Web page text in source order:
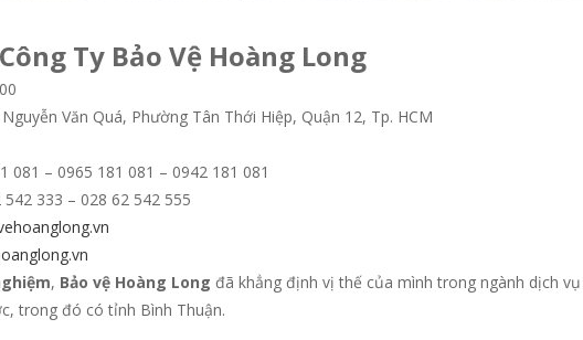
Ty Bảo Vệ Hoàng Long
Văn Quá, Phường Tân Thới Hiệp, Quận 12, Tp. HCM
081 – 0965 181 081 – 0942 181 081
542 333 – 028 62 542 555
, Bảo vệ Hoàng Long đã khẳng định vị thế của mình trong ngành dịch
trong đó có tỉnh Bình Thuận.